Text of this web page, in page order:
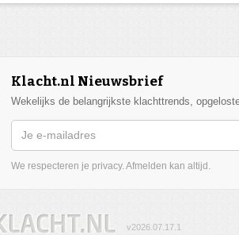
Klacht.nl Nieuwsbrief
Wekelijks de belangrijkste klachttrends,
We respecteren je privacy. Afmelden kan altijd.
v2026.07.17.1